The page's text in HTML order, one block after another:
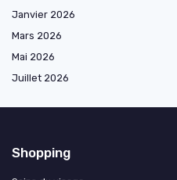
Janvier 2026
Mars 2026
Mai 2026
Juillet 2026
Shopping